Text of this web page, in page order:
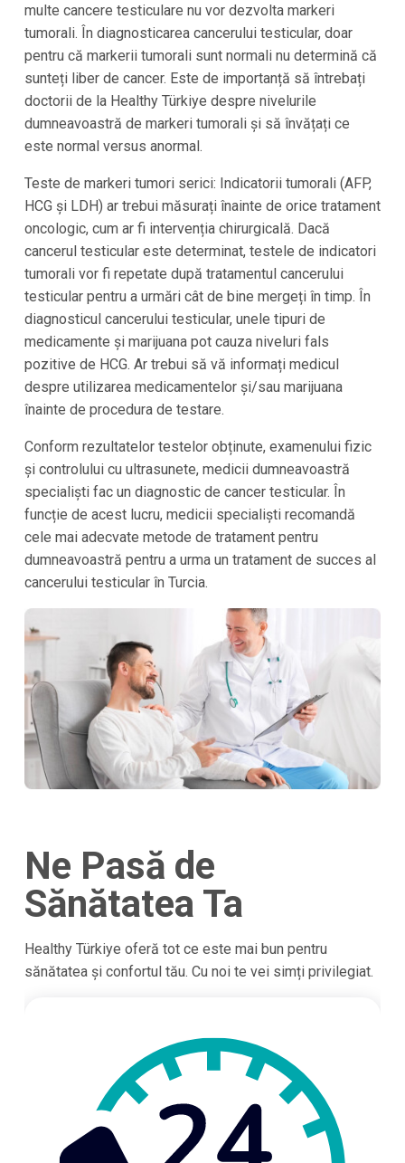
multe cancere testiculare nu vor dezvolta markeri
tumorali. În diagnosticarea cancerului testicular, doar
pentru că markerii tumorali sunt normali nu determină că
sunteți liber de cancer. Este de importanță să întrebați
doctorii de la Healthy Türkiye despre nivelurile
dumneavoastră de markeri tumorali și să învățați ce
este normal versus anormal.
Teste de markeri tumori serici: Indicatorii tumorali (AFP,
HCG și LDH) ar trebui măsurați înainte de orice tratament
oncologic, cum ar fi intervenția chirurgicală. Dacă
cancerul testicular este determinat, testele de indicatori
tumorali vor fi repetate după tratamentul cancerului
testicular pentru a urmări cât de bine mergeți în timp. În
diagnosticul cancerului testicular, unele tipuri de
medicamente și marijuana pot cauza niveluri fals
pozitive de HCG. Ar trebui să vă informați medicul
despre utilizarea medicamentelor și/sau marijuana
înainte de procedura de testare.
Conform rezultatelor testelor obținute, examenului fizic
și controlului cu ultrasunete, medicii dumneavoastră
specialiști fac un diagnostic de cancer testicular. În
funcție de acest lucru, medicii specialiști recomandă
cele mai adecvate metode de tratament pentru
dumneavoastră pentru a urma un tratament de succes al
cancerului testicular în Turcia.
Ne Pasă de
Sănătatea Ta
Healthy Türkiye oferă tot ce este mai bun pentru
sănătatea și confortul tău. Cu noi te vei simți privilegiat.